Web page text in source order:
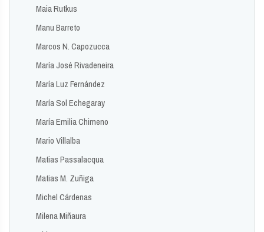
Maia Rutkus
Manu Barreto
Marcos N. Capozucca
María José Rivadeneira
María Luz Fernández
María Sol Echegaray
María Emilia Chimeno
Mario Villalba
Matias Passalacqua
Matias M. Zuñiga
Michel Cárdenas
Milena Miñaura